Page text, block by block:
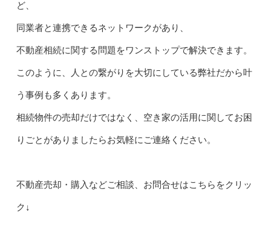
ど、
同業者と連携できるネットワークがあり、
不動産相続に関する問題をワンストップで解決できます。
このように、人との繋がりを大切にしている弊社だから叶
う事例も多くあります。
相続物件の売却だけではなく、空き家の活用に関してお困
りごとがありましたらお気軽にご連絡ください。
不動産売却・購入などご相談、お問合せはこちらをクリッ
ク↓